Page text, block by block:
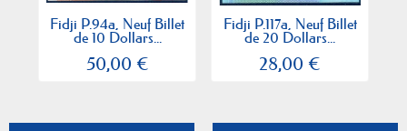
Fidji P.94a, Neuf Billet
de 10 Dollars...
50,00 €
Fidji P.117a, Neuf Billet
de 20 Dollars...
28,00 €